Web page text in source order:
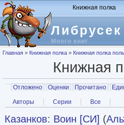
Перейти к основному содержанию
Либрусек
Много книг
Книжная полка
Вы здесь
Главная » Книжная полка » Книжная полка
Книжная
Главные вкладки
Отложено Оценки Прочитано
Вторичные вкладки
Авторы Серии Все
Казанков: Воин [СИ] (